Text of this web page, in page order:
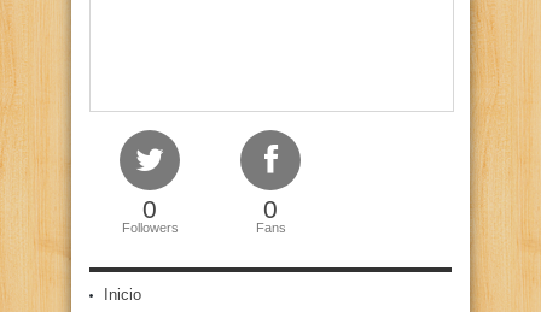
0
Followers
0
Fans
Inicio